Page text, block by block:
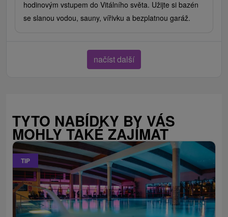
hodinovým vstupem do Vitálního světa. Užijte si bazén
se slanou vodou, sauny, vířivku a bezplatnou garáž.
načíst další
TYTO NABÍDKY BY VÁS
MOHLY TAKÉ ZAJÍMAT
TIP